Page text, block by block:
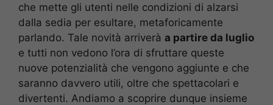
che mette gli utenti nelle condizioni di alzarsi
dalla sedia per esultare, metaforicamente
parlando. Tale novità arriverà a partire da luglio
e tutti non vedono l’ora di sfruttare queste
nuove potenzialità che vengono aggiunte e che
saranno davvero utili, oltre che spettacolari e
divertenti. Andiamo a scoprire dunque insieme